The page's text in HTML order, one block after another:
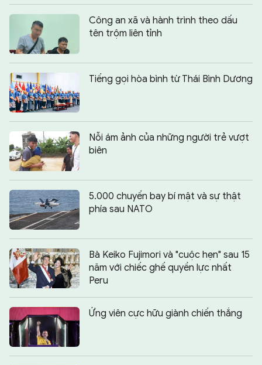
Công an xã và hành trình theo dấu
tên trộm liên tỉnh
Tiếng gọi hòa bình từ Thái Bình Dương
Nỗi ám ảnh của những người trẻ vượt
biên
5.000 chuyến bay bí mật và sự thật
phía sau NATO
Bà Keiko Fujimori và "cuộc hẹn" sau 15
năm với chiếc ghế quyền lực nhất
Peru
Ứng viên cực hữu giành chiến thắng